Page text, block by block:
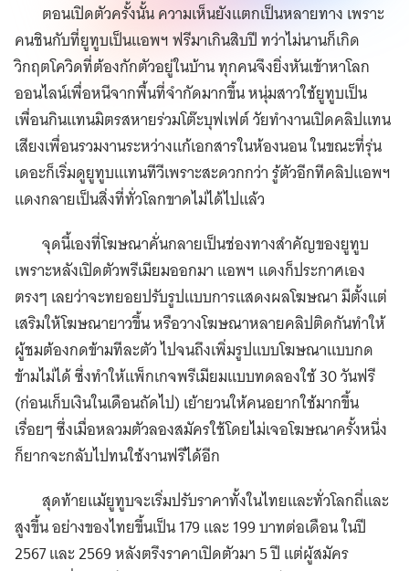
ตอนเปิดตัวครั้งนั้น ความเห็นยังแตกเป็นหลายทาง เพราะ
คนชินกับที่ยูทูบเป็นแอพฯ ฟรีมาเกินสิบปี ทว่าไม่นานก็เกิด
วิกฤตโควิดที่ต้องกักตัวอยู่ในบ้าน ทุกคนจึงยิ่งหันเข้าหาโลก
ออนไลน์เพื่อหนีจากพื้นที่จำกัดมากขึ้น หนุ่มสาวใช้ยูทูบเป็น
เพื่อนกินแทนมิตรสหายร่วมโต๊ะบุฟเฟต์ วัยทำงานเปิดคลิปแทน
เสียงเพื่อนรวมงานระหว่างแก้เอกสารในห้องนอน ในขณะที่รุ่น
เดอะก็เริ่มดูยูทูบเแทนทีวีเพราะสะดวกกว่า รู้ตัวอีกทีคลิปแอพฯ
แดงกลายเป็นสิ่งที่ทั่วโลกขาดไม่ได้ไปแล้ว
จุดนี้เองที่โฆษณาคั่นกลายเป็นช่องทางสำคัญของยูทูบ
เพราะหลังเปิดตัวพรีเมียมออกมา แอพฯ แดงก็ประกาศเอง
ตรงๆ เลยว่าจะทยอยปรับรูปแบบการแสดงผลโฆษณา มีตั้งแต่
เสริมให้โฆษณายาวขึ้น หรือวางโฆษณาหลายคลิปติดกันทำให้
ผู้ชมต้องกดข้ามทีละตัว ไปจนถึงเพิ่มรูปแบบโฆษณาแบบกด
ข้ามไม่ได้ ซึ่งทำให้แพ็กเกจพรีเมียมแบบทดลองใช้ 30 วันฟรี
(ก่อนเก็บเงินในเดือนถัดไป) เย้ายวนให้คนอยากใช้มากขึ้น
เรื่อยๆ ซึ่งเมื่อหลวมตัวลองสมัครใช้โดยไม่เจอโฆษณาครั้งหนึ่ง
ก็ยากจะกลับไปทนใช้งานฟรีได้อีก
สุดท้ายแม้ยูทูบจะเริ่มปรับราคาทั้งในไทยและทั่วโลกถี่และ
สูงขึ้น อย่างของไทยขึ้นเป็น 179 และ 199 บาทต่อเดือน ในปี
2567 และ 2569 หลังตรึงราคาเปิดตัวมา 5 ปี แต่ผู้สมัคร